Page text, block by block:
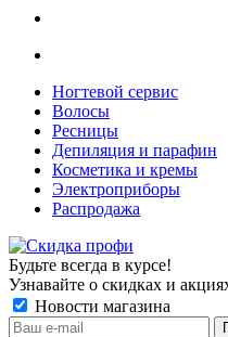
Ногтевой сервис
Волосы
Ресницы
Депиляция и парафин
Косметика и кремы
Электроприборы
Распродажа
Будьте всегда в курсе!
Узнавайте о скидках и
Новости магазина